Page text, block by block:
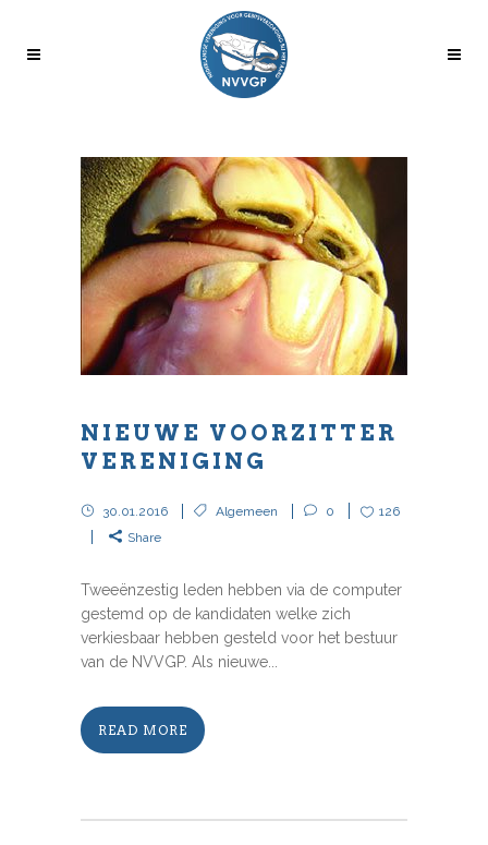
NIEUWE VOORZITTER
VERENIGING
30.01.2016 Algemeen 0
126
Share
Tweeënzestig leden hebben via de computer
gestemd op de kandidaten welke zich
verkiesbaar hebben gesteld voor het bestuur
van de NVVGP. Als nieuwe...
READ MORE